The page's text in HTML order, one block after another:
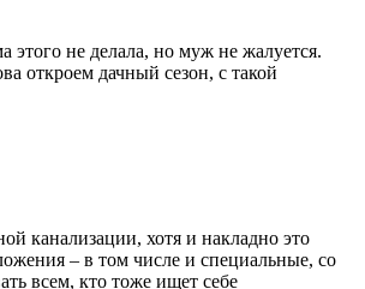
не делала, но муж не жалуется.
откроем дачный сезон, с такой
канализации, хотя и накладно это
– в том числе и специальные, со
всем, кто тоже ищет себе